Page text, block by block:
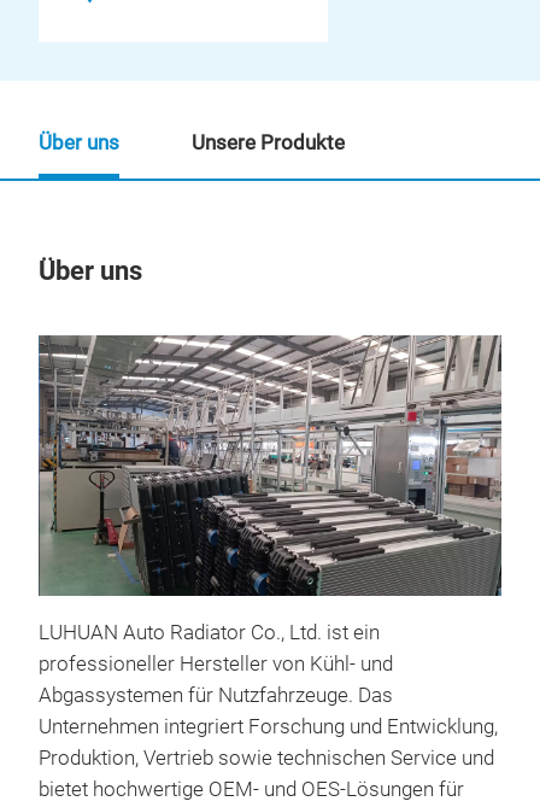
Über uns
LUHUAN Auto Radiator Co., Ltd. ist ein
professioneller Hersteller von Kühl- und
Abgassystemen für Nutzfahrzeuge. Das
Unternehmen integriert Forschung und Entwicklung,
Produktion, Vertrieb sowie technischen Service und
bietet hochwertige OEM- und OES-Lösungen für
Über uns Unsere Produkte